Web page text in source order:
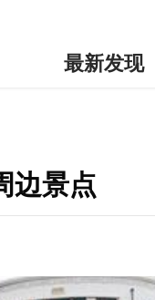
最新发现
边景点